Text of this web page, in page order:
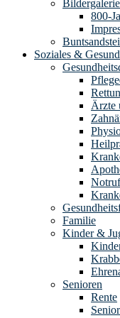
800-
Soziales &
Ärzte
Familie
Kinder &
Senioren
Rente